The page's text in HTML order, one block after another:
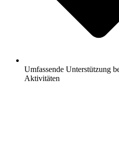
Umfassende Unterstützung
Aktivitäten